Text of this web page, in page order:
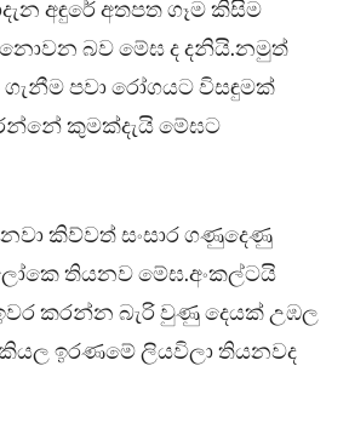
අඳුරේ අතපත ගෑම කිසිම
බව මේඝ ද දනියි.නමුත්
පවා රෝගයට විසඳුමක්
කුමක්දැයි මේඝට
කිව්වත් සංසාර ගණුදෙණු
තියනව මේඝ.අංකල්ටයි
කරන්න බැරි වුණු දෙයක් උඹල
ඉරණමේ ලියවිලා තියනවද